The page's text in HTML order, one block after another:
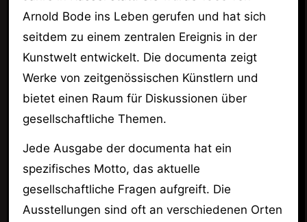
Arnold Bode ins Leben gerufen und hat sich
seitdem zu einem zentralen Ereignis in der
Kunstwelt entwickelt. Die documenta zeigt
Werke von zeitgenössischen Künstlern und
bietet einen Raum für Diskussionen über
gesellschaftliche Themen.
Jede Ausgabe der documenta hat ein
spezifisches Motto, das aktuelle
gesellschaftliche Fragen aufgreift. Die
Ausstellungen sind oft an verschiedenen Orten